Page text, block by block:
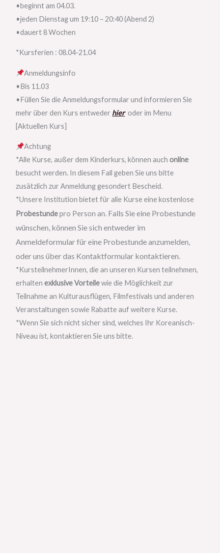
•beginnt am 04.03.
•jeden Dienstag um 19:10 – 20:40 (Abend 2)
•dauert 8 Wochen
*Kursferien : 08.04-21.04
Anmeldungsinfo
•Bis 11.03
•Füllen Sie die Anmeldungsformular und informieren Sie
mehr über den Kurs entweder hieroder im Menu
[Aktuellen Kurs]
Achtung
*Alle Kurse, außer dem Kinderkurs, können auchonline
besucht werden. In diesem Fall geben Sie uns bitte
zusätzlich zur Anmeldung gesondert Bescheid.
*Unsere Institution bietet für alle Kurse eine kostenlose
Probestundepro Person an. Falls Sie eine Probestunde
wünschen, können Sie sich entweder im
Anmeldeformular für eine Probestunde anzumelden,
oder uns über das Kontaktformular kontaktieren.
*KursteilnehmerInnen, die an unseren Kursen teilnehmen,
erhaltenexklusive Vorteilewie die Möglichkeit zur
Teilnahme an Kulturausflügen, Filmfestivals und anderen
Veranstaltungen sowie Rabatte auf weitere Kurse.
*Wenn Sie sich nicht sicher sind, welches Ihr Koreanisch-
Niveau ist, kontaktieren Sie uns bitte.